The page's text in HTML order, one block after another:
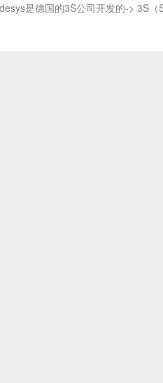
是德国的3S公司开发的-> 3S（